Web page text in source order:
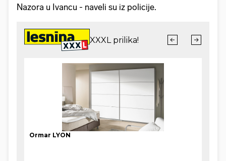
Nazora u Ivancu - naveli su iz policije.